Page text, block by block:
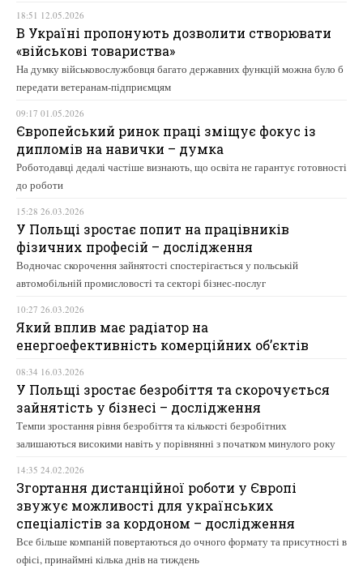
18:51 12.05.2026
В Україні пропонують дозволити створювати
«військові товариства»
На думку військовослужбовця багато державних функцій можна було б
передати ветеранам-підприємцям
09:17 01.05.2026
Європейський ринок праці зміщує фокус із
дипломів на навички – думка
Роботодавці дедалі частіше визнають, що освіта не гарантує готовності
до роботи
15:28 26.03.2026
У Польщі зростає попит на працівників
фізичних професій – дослідження
Водночас скорочення зайнятості спостерігається у польській
автомобільній промисловості та секторі бізнес-послуг
10:27 26.03.2026
Який вплив має радіатор на
енергоефективність комерційних об’єктів
08:34 16.03.2026
У Польщі зростає безробіття та скорочується
зайнятість у бізнесі – дослідження
Темпи зростання рівня безробіття та кількості безробітних
залишаються високими навіть у порівнянні з початком минулого року
14:35 24.02.2026
Згортання дистанційної роботи у Європі
звужує можливості для українських
спеціалістів за кордоном – дослідження
Все більше компаній повертаються до очного формату та присутності в
офісі, принаймні кілька днів на тиждень